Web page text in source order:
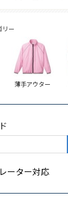
リー
薄手アウター
ーター対応